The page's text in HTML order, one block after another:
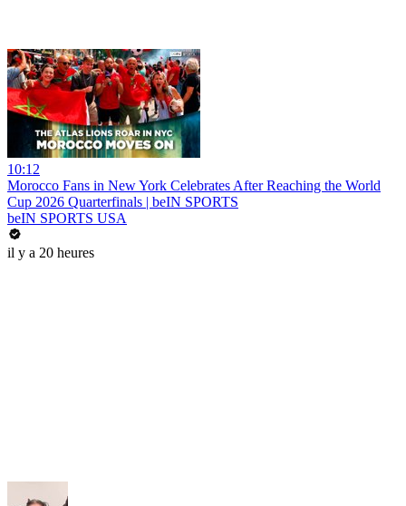
10:12
Morocco Fans in New York Celebrates After Reaching the World
Cup 2026 Quarterfinals | beIN SPORTS
beIN SPORTS USA
il y a 20 heures